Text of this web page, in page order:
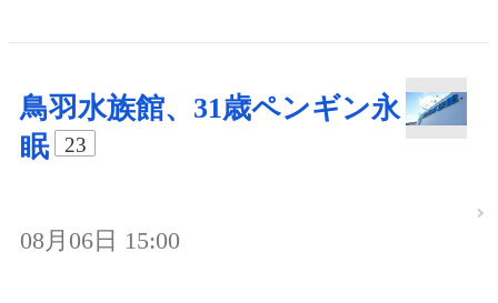
鳥羽水族館、31歳ペンギン永
眠
23
08月06日 15:00